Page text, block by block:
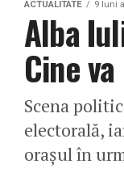
ACTUALITATE 9 luni
Alba
Cine
Scena
electorală,
orașul în